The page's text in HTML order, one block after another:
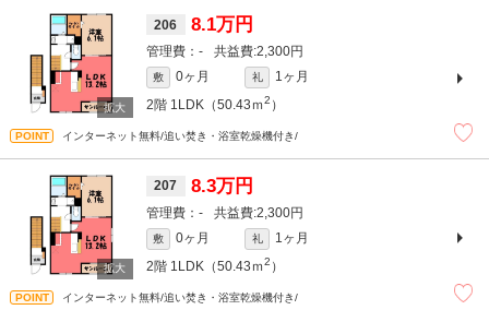
206 8.1万円
- 2,300円
敷 0ヶ月 礼
1ヶ月
2階 1LDK（50.43ｍ2 ）
インターネット無料/追い焚き・浴室乾燥機付き/
207 8.3万円
- 2,300円
敷 0ヶ月 礼
1ヶ月
2階 1LDK（50.43ｍ2 ）
インターネット無料/追い焚き・浴室乾燥機付き/